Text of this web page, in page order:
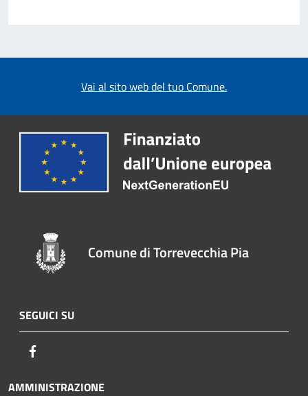
Vai al sito web del tuo Comune.
Comune di Torrevecchia Pia
SEGUICI SU
AMMINISTRAZIONE